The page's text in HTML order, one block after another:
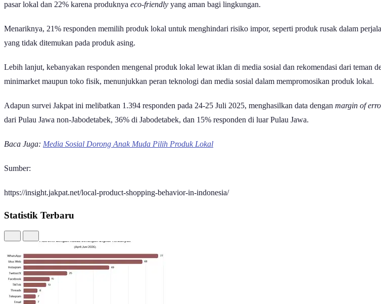
pasar lokal dan 22% karena produknya eco-friendly yang aman bagi lingkungan.
Menariknya, 21% responden memilih produk lokal untuk menghindari risiko impor, seperti produk rusak dalam
yang tidak ditemukan pada produk asing.
Lebih lanjut, kebanyakan responden mengenal produk lokal lewat iklan di media sosial dan rekomendasi dari teman
minimarket maupun toko fisik, menunjukkan peran teknologi dan media sosial dalam mempromosikan produk lokal.
Adapun survei Jakpat ini melibatkan 1.394 responden pada 24-25 Juli 2025, menghasilkan data dengan margin of
dari Pulau Jawa non-Jabodetabek, 36% di Jabodetabek, dan 15% responden di luar Pulau Jawa.
Baca Juga: Media Sosial Dorong Anak Muda Pilih Produk Lokal
Sumber:
https://insight.jakpat.net/local-product-shopping-behavior-in-indonesia/
Statistik Terbaru